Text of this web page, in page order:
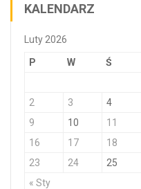
KALENDARZ
Luty 2026
P W Ś
« Sty
2
3 4
9
10 11
16
17 18
23
24 25